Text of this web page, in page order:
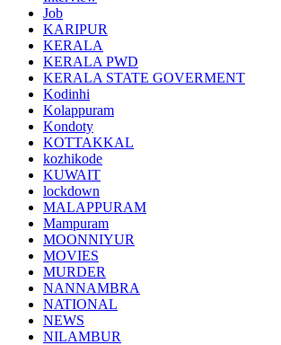
Job
KARIPUR
KERALA
KERALA PWD
KERALA STATE GOVERMENT
Kodinhi
Kolappuram
Kondoty
KOTTAKKAL
kozhikode
KUWAIT
lockdown
MALAPPURAM
Mampuram
MOONNIYUR
MOVIES
MURDER
NANNAMBRA
NATIONAL
NEWS
NILAMBUR